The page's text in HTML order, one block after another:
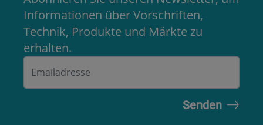
Informationen über Vorschriften,
Technik, Produkte und Märkte zu
erhalten.